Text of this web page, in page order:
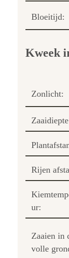
Bloeitijd:
Kweek
Zonlicht:
Rijen
ur:
Zaaien in
volle